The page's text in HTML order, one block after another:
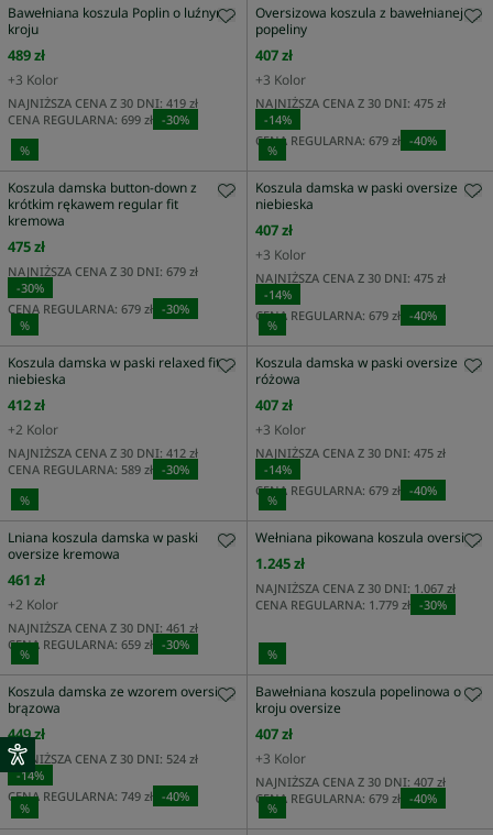
Bawełniana koszula Poplin o luźnym
kroju
489 zł
+3 Kolor
NAJNIŻSZA CENA Z 30 DNI: 419 zł
CENA REGULARNA: 699 zł -30%
Oversizowa koszula z bawełnianej
popeliny
407 zł
+3 Kolor
NAJNIŻSZA CENA Z 30 DNI: 475 zł
-14%
CENA REGULARNA: 679 zł -40%
%
Koszula damska button-down z
krótkim rękawem regular fit
kremowa
475 zł
NAJNIŻSZA CENA Z 30 DNI: 679 zł
-30%
CENA REGULARNA: 679 zł -30%
%
Koszula damska w paski oversize
niebieska
407 zł
+3 Kolor
NAJNIŻSZA CENA Z 30 DNI: 475 zł
-14%
CENA REGULARNA: 679 zł -40%
%
Koszula damska w paski relaxed fit
niebieska
412 zł
+2 Kolor
NAJNIŻSZA CENA Z 30 DNI: 412 zł
CENA REGULARNA: 589 zł -30%
%
Koszula damska w paski oversize
różowa
407 zł
+3 Kolor
NAJNIŻSZA CENA Z 30 DNI: 475 zł
-14%
CENA REGULARNA: 679 zł -40%
%
Lniana koszula damska w paski
oversize kremowa
461 zł
+2 Kolor
NAJNIŻSZA CENA Z 30 DNI: 461 zł
CENA REGULARNA: 659 zł -30%
%
Wełniana pikowana koszula oversize
1.245 zł
NAJNIŻSZA CENA Z 30 DNI: 1.067 zł
CENA REGULARNA: 1.779 zł -30%
%
Koszula damska ze wzorem oversize
brązowa
449 zł
NAJNIŻSZA CENA Z 30 DNI: 524 zł
-14%
CENA REGULARNA: 749 zł -40%
%
Bawełniana koszula popelinowa o
kroju oversize
407 zł
+3 Kolor
NAJNIŻSZA CENA Z 30 DNI: 407 zł
CENA REGULARNA: 679 zł -40%
% %